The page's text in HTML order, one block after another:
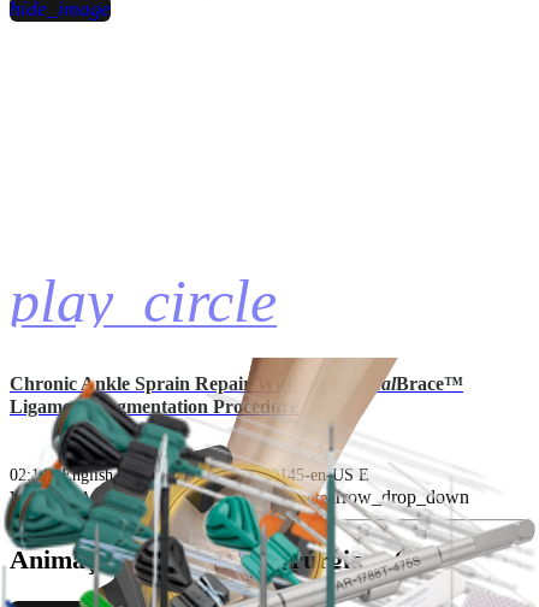
play_circle
hide_image
Chronic Ankle Sprain Repair With the InternalBrace™
Ligament Augmentation Procedure
02:14 | English | 11/30/2021 | PAN1-00145-en-US E
Veja Mais Animações — Educação do pacientearrow_drop_down
Animações de técnicas cirúrgicas (4)